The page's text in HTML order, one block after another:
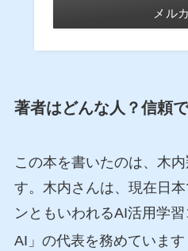
メル
著者はどんな人？信頼
この本を書いたのは、木
す。木内さんは、現在日
ンともいわれるAI活用学
AI」の代表を務めています